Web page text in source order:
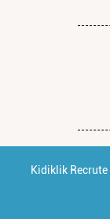
Kidiklik Recrute